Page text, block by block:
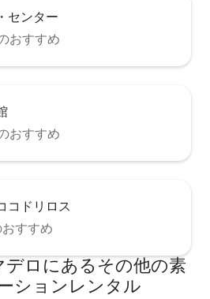
センター
おすすめ
おすすめ
コドリロス
すすめ
ロにあるその他の素
ションレンタル